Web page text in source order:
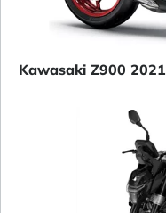
Kawasaki Z900 2021